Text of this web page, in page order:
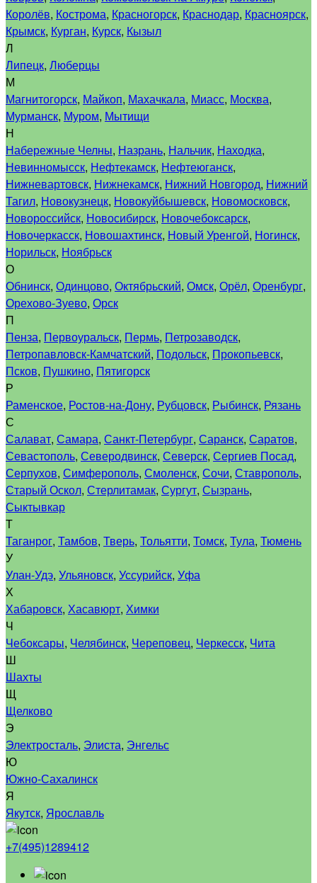
Королёв, Кострома, Красногорск, Краснодар, Красноярск,
Крымск, Курган, Курск, Кызыл
Л
Липецк, Люберцы
М
Магнитогорск, Майкоп, Махачкала, Миасс, Москва,
Мурманск, Муром, Мытищи
Н
Набережные Челны, Назрань, Нальчик, Находка,
Невинномысск, Нефтекамск, Нефтеюганск,
Нижневартовск, Нижнекамск, Нижний Новгород, Нижний
Тагил, Новокузнецк, Новокуйбышевск, Новомосковск,
Новороссийск, Новосибирск, Новочебоксарск,
Новочеркасск, Новошахтинск, Новый Уренгой, Ногинск,
Норильск, Ноябрьск
О
Обнинск, Одинцово, Октябрьский, Омск, Орёл, Оренбург,
Орехово-Зуево, Орск
П
Пенза, Первоуральск, Пермь, Петрозаводск,
Петропавловск-Камчатский, Подольск, Прокопьевск,
Псков, Пушкино, Пятигорск
Р
Раменское, Ростов-на-Дону, Рубцовск, Рыбинск, Рязань
С
Салават, Самара, Санкт-Петербург, Саранск, Саратов,
Севастополь, Северодвинск, Северск, Сергиев Посад,
Серпухов, Симферополь, Смоленск, Сочи, Ставрополь,
Старый Оскол, Стерлитамак, Сургут, Сызрань,
Сыктывкар
Т
Таганрог, Тамбов, Тверь, Тольятти, Томск, Тула, Тюмень
У
Улан-Удэ, Ульяновск, Уссурийск, Уфа
Х
Хабаровск, Хасавюрт, Химки
Ч
Чебоксары, Челябинск, Череповец, Черкесск, Чита
Ш
Шахты
Щ
Щелково
Э
Электросталь, Элиста, Энгельс
Ю
Южно-Сахалинск
Я
Якутск, Ярославль
+7(495)1289412